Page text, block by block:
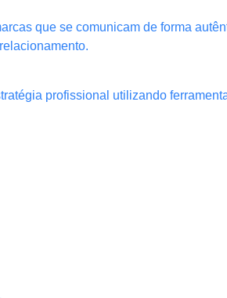
que se comunicam de forma
profissional utilizando